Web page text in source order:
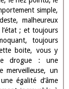
déclare entre
Silènes étaient
voyons à présent
étaient peintes
oisons bridés,
attelés, et autres
à rire (comme le
on conservait les
la civette,